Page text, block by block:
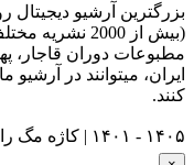
بزرگترین آرشیو دیجیتال
(بیش از 2000
مطبوعات دوران قاجار،
ایران، میتوانند در
کنند.
۱۴۰۵ - ۱۴۰۱ | کاژه مگ را با ❤️ ساختیم...